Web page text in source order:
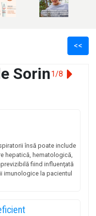
<<
Sorin1/8
însă poate include
hepatică, hematologică,
fiind influenţată
imunologice la pacientul